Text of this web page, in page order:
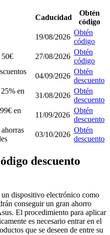
Caducidad
Obtén
código
19/08/2026
Obtén
código
50€ 27/08/2026
Obtén
código
04/09/2026
Obtén
descuento
en
31/08/2026
Obtén
descuento
en
11/09/2026
Obtén
descuento
03/10/2026
Obtén
descuento
descuento
dispositivo electrónico como
conseguir un gran ahorro
El procedimiento para aplicar
es necesario entrar en el
que se deseen de entre su